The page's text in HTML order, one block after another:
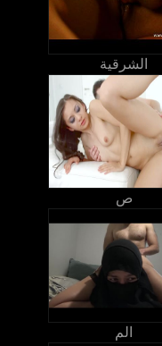
الشرقية
ص
الم